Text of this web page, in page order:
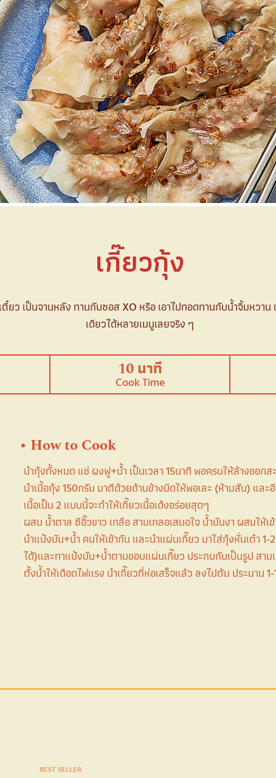
เกี๊ยวกุ้ง
ยว เป็นจานหลัง ทานกับซอส XO หรือ เอาไปทอดทานกับน้ำจิ้มหวา
เดียวได้หลายเมนูเลยจริง ๆ
10 นาที
Cook Time
How to Cook
นำกุ้งทั้งหมด แช่ ผงฟู+น้ำ เป็นเวลา 15นาที พอครบให้ล้างออก
นำเนื้อกุ้ง 150กรัม มาตีด้วยด้านข้างมีดให้พอเละ (ห้ามสับ) แล
เนื้อเป็น 2 แบบนี้จะทำให้เกี๊ยวเนื้อเด้งอร่อยสุดๆ
ผสม น้ำตาล ซีอิ๊วขาว เกลือ สามเกลอเสมอใจ น้ำมันงา ผสมให้
นำแป้งมัน+น้ำ คนให้เข้ากัน และนำแผ่นเกี๊ยว มาใส่กุ้งหั่นเต๋า
ได้)และทาแป้งมัน+น้ำตามขอบแผ่นเกี๊ยว ประกบกันเป็นรูป สาม
ตั้งน้ำให้เดือดไฟแรง นำเกี๊ยวที่ห่อเสร็จแล้ว ลงไปต้ม ประมาน
BEST SELLER